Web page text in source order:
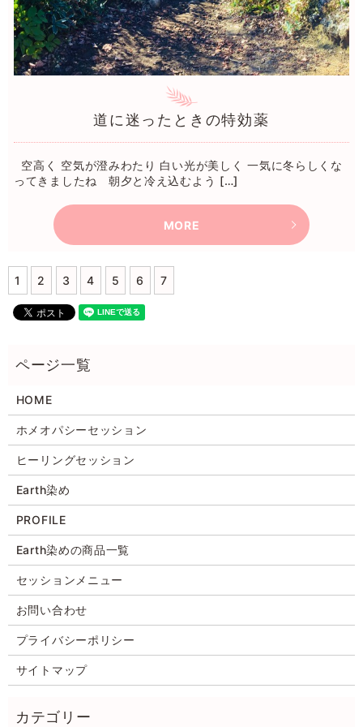
道に迷ったときの特効薬
空高く 空気が澄みわたり 白い光が美しく 一気に冬らしくな
ってきましたね 朝夕と冷え込むよう […]
MORE
1 2 3 4 5 6 7
HOME
ホメオパシーセッション
ヒーリングセッション
Earth染め
PROFILE
Earth染めの商品一覧
セッションメニュー
お問い合わせ
プライバシーポリシー
サイトマップ